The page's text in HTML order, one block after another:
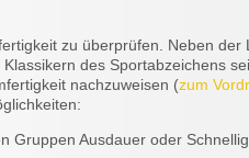
zu überprüfen. Neben der
des Sportabzeichens
nachzuweisen (zum
Gruppen Ausdauer oder